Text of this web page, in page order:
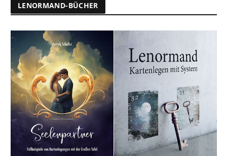
LENORMAND-BÜCHER